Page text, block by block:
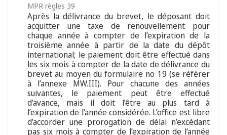
MPR règles 39
Après la délivrance du brevet, le déposant doit
acquitter une taxe de renouvellement pour
chaque année à compter de l’expiration de la
troisième année à partir de la date du dépôt
international; le paiement doit être effectué dans
les six mois à compter de la date de délivrance du
brevet au moyen du formulaire no 19 (se référer
à l’annexe MW.III). Pour chacune des années
suivantes, le paiement peut être effectué
d’avance, mais il doit l’être au plus tard à
l’expiration de l’année considérée. L’office est libre
d’accorder une prorogation de délai n’excédant
pas six mois à compter de l’expiration de l’année